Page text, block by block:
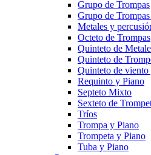
Grupo de Trompas
Grupo de
Metales y
Octeto de Trompas
Quinteto de
Quinteto de
Quinteto de viento
Requinto y Piano
Septeto Mixto
Sexteto de
Tríos
Trompa y Piano
Trompeta y Piano
Tuba y Piano